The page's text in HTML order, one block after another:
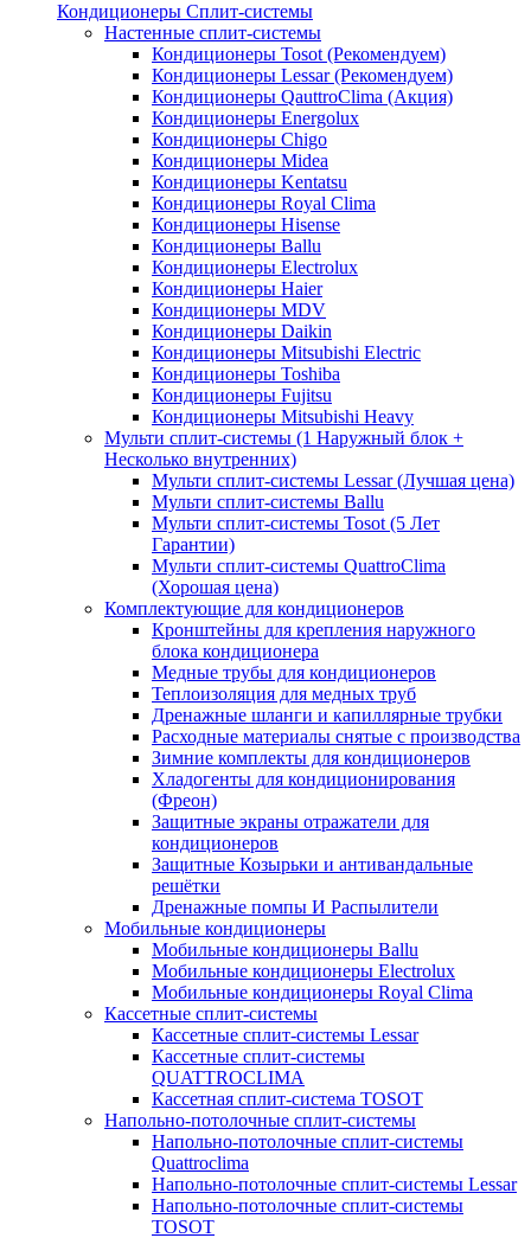
Кондиционеры Сплит-системы
Настенные сплит-системы
Кондиционеры Tosot (Рекомендуем)
Кондиционеры Lessar (Рекомендуем)
Кондиционеры QauttroClima (Акция)
Кондиционеры Energolux
Кондиционеры Chigo
Кондиционеры Midea
Кондиционеры Kentatsu
Кондиционеры Royal Clima
Кондиционеры Hisense
Кондиционеры Ballu
Кондиционеры Electrolux
Кондиционеры Haier
Кондиционеры MDV
Кондиционеры Daikin
Кондиционеры Mitsubishi Electric
Кондиционеры Toshiba
Кондиционеры Fujitsu
Кондиционеры Mitsubishi Heavy
Мульти сплит-системы (1 Наружный блок +
Несколько внутренних)
Мульти сплит-системы Lessar (Лучшая цена)
Мульти сплит-системы Ballu
Мульти сплит-системы Tosot (5 Лет
Гарантии)
Мульти сплит-системы QuattroClima
(Хорошая цена)
Комплектующие для кондиционеров
Кронштейны для крепления наружного
блока кондиционера
Медные трубы для кондиционеров
Теплоизоляция для медных труб
Дренажные шланги и капиллярные трубки
Расходные материалы снятые с производства
Зимние комплекты для кондиционеров
Хладогенты для кондиционирования
(Фреон)
Защитные экраны отражатели для
кондиционеров
Защитные Козырьки и антивандальные
решётки
Дренажные помпы И Распылители
Мобильные кондиционеры
Мобильные кондиционеры Ballu
Мобильные кондиционеры Electrolux
Мобильные кондиционеры Royal Clima
Кассетные сплит-системы
Кассетные сплит-системы Lessar
Кассетные сплит-системы
QUATTROCLIMA
Кассетная сплит-система TOSOT
Напольно-потолочные сплит-системы
Напольно-потолочные сплит-системы
Quattroclima
Напольно-потолочные сплит-системы Lessar
Напольно-потолочные сплит-системы
TOSOT